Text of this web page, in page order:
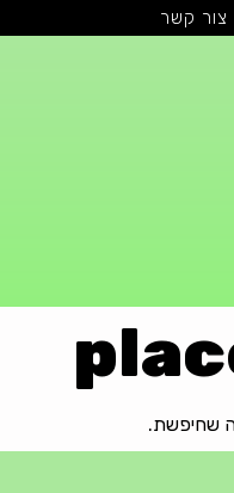
צור קשר
שחיפשת.